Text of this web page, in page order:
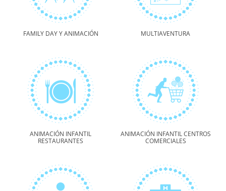
FAMILY DAY Y ANIMACIÓN MULTIAVENTURA
ANIMACIÓN INFANTIL
RESTAURANTES
ANIMACIÓN INFANTIL CENTROS
COMERCIALES